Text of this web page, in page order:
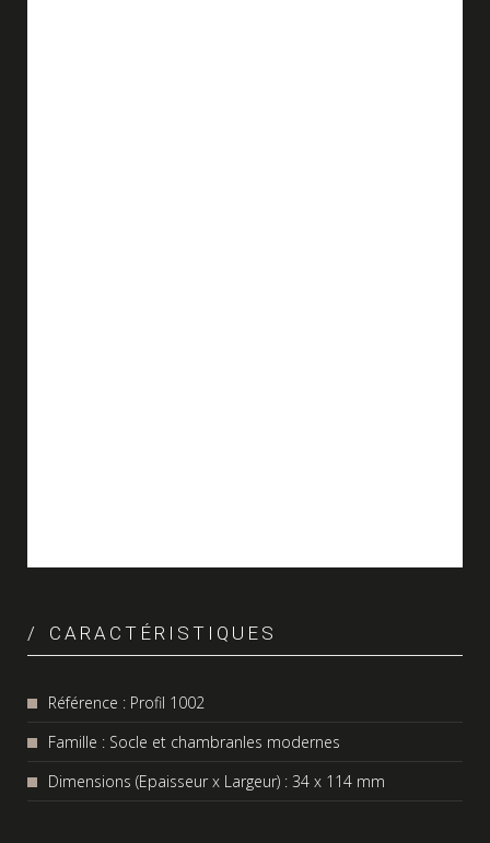
CARACTÉRISTIQUES
Référence : Profil 1002
Famille : Socle et chambranles modernes
Dimensions (Epaisseur x Largeur) : 34 x 114 mm